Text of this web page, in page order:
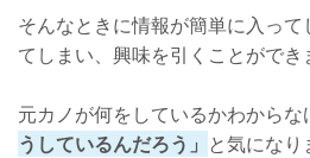
そんなときに情報が簡単に入っ
てしまい、興味を引くことができ
元カノが何をしているかわからな
うしているんだろう」 と気になり